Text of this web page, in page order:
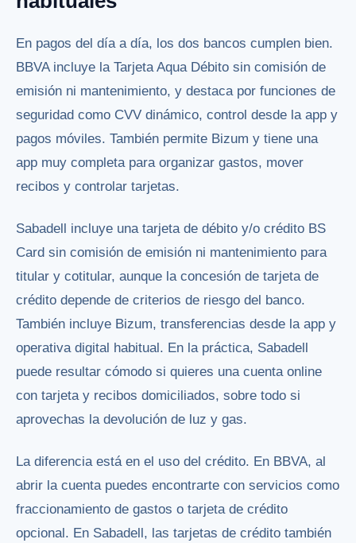
En pagos del día a día, los dos bancos cumplen bien.
BBVA incluye la Tarjeta Aqua Débito sin comisión de
emisión ni mantenimiento, y destaca por funciones de
seguridad como CVV dinámico, control desde la app y
pagos móviles. También permite Bizum y tiene una
app muy completa para organizar gastos, mover
recibos y controlar tarjetas.
Sabadell incluye una tarjeta de débito y/o crédito BS
Card sin comisión de emisión ni mantenimiento para
titular y cotitular, aunque la concesión de tarjeta de
crédito depende de criterios de riesgo del banco.
También incluye Bizum, transferencias desde la app y
operativa digital habitual. En la práctica, Sabadell
puede resultar cómodo si quieres una cuenta online
con tarjeta y recibos domiciliados, sobre todo si
aprovechas la devolución de luz y gas.
La diferencia está en el uso del crédito. En BBVA, al
abrir la cuenta puedes encontrarte con servicios como
fraccionamiento de gastos o tarjeta de crédito
opcional. En Sabadell, las tarjetas de crédito también